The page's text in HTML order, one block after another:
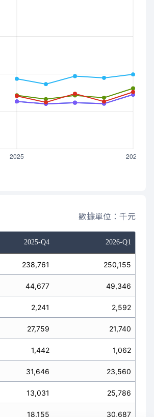
數據單位：千元
2025-Q4 2026-Q1
238,761 250,155
44,677 49,346
2,241 2,592
27,759 21,740
1,442 1,062
31,646 23,560
13,031 25,786
18,155 30,687